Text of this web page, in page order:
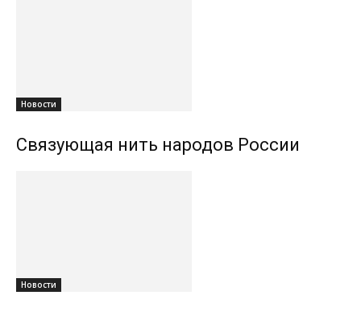
Новости
Связующая нить народов России
Новости